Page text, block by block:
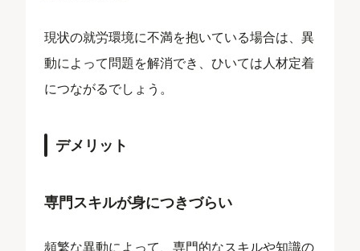
現状の就労環境に不満を抱いている場合は、異
動によって問題を解消でき、ひいては人材定着
につながるでしょう。
デメリット
専門スキルが身につきづらい
頻繁な異動によって、専門的なスキルや知識の